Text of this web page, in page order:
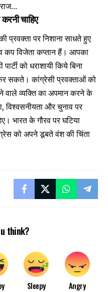
चाहिए
प्रवक्ता पर निशाना साधते हुए
कप विजेता कप्तान हैं। आपका
को धराशायी किये बिना
सकते। कांग्रेसी प्रवक्ताओं को
वाले व्यक्ति का अपमान करने के
विश्वसनीयता और चुनाव पर
भारत के गौरव पर घटिया
को अपने डूबते वंश की चिंता
think?
Sleepy Angry